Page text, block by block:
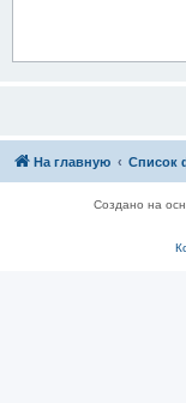
На главную Список
Создано на